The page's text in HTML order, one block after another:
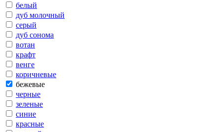
белый
дуб молочный
серый
дуб сонома
вотан
крафт
венге
коричневые
бежевые
черные
зеленые
синие
красные